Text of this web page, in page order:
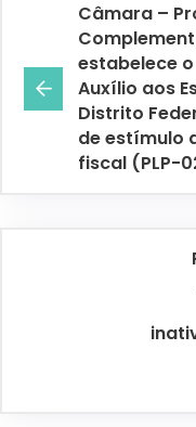
Câmara –
estabelece
Auxílio aos
Distrito
de estímulo
fiscal (PLP-